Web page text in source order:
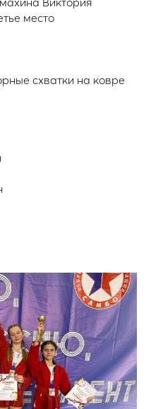
место
схватки на ковре